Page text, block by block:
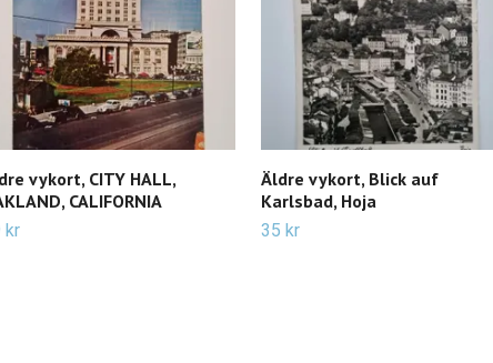
vykort, CITY HALL,
CALIFORNIA
kr
Äldre vykort, Blick auf
Karlsbad, Hoja
35 kr